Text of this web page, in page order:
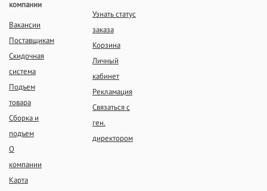
компании
Вакансии
Поставщикам
Скидочная
система
Подъем
товара
Сборка и
подъем
О
компании
Карта
Узнать статус
заказа
Корзина
Личный
кабинет
Рекламация
Связаться с
ген.
директором